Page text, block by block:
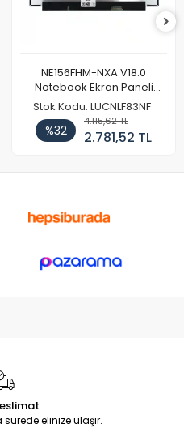
NE156FHM-NXA V18.0
Notebook Ekran Paneli
144Hz
Stok Kodu: LUCNLF83NF
%32
4.115,62 TL
2.781,52 TL
sürede elinize ulaşır.